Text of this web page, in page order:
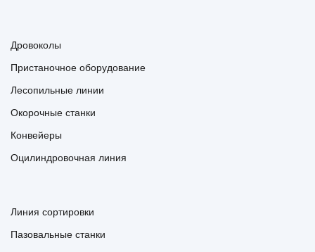
Дровоколы
Пристаночное оборудование
Лесопильные линии
Окорочные станки
Конвейеры
Оцилиндровочная линия
Линия сортировки
Пазовальные станки